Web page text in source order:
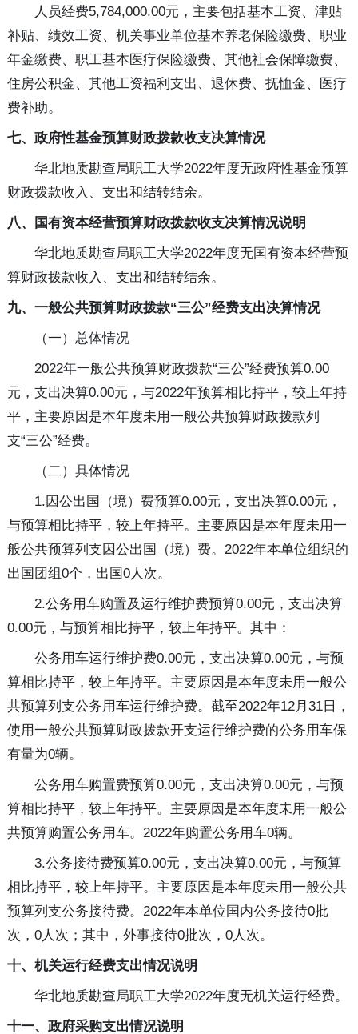
人员经费5,784,000.00元，主要包括基本工资、津贴
补贴、绩效工资、机关事业单位基本养老保险缴费、职业
年金缴费、职工基本医疗保险缴费、其他社会保障缴费、
住房公积金、其他工资福利支出、退休费、抚恤金、医疗
费补助。
七、政府性基金预算财政拨款收支决算情况
华北地质勘查局职工大学2022年度无政府性基金预算
财政拨款收入、支出和结转结余。
八、国有资本经营预算财政拨款收支决算情况说明
华北地质勘查局职工大学2022年度无国有资本经营预
算财政拨款收入、支出和结转结余。
九、一般公共预算财政拨款“三公”经费支出决算情况
（一）总体情况
2022年一般公共预算财政拨款“三公”经费预算0.00
元，支出决算0.00元，与2022年预算相比持平，较上年持
平，主要原因是本年度未用一般公共预算财政拨款列
支“三公”经费。
（二）具体情况
1.因公出国（境）费预算0.00元，支出决算0.00元，
与预算相比持平，较上年持平。主要原因是本年度未用一
般公共预算列支因公出国（境）费。2022年本单位组织的
出国团组0个，出国0人次。
2.公务用车购置及运行维护费预算0.00元，支出决算
0.00元，与预算相比持平，较上年持平。其中：
公务用车运行维护费0.00元，支出决算0.00元，与预
算相比持平，较上年持平。主要原因是本年度未用一般公
共预算列支公务用车运行维护费。截至2022年12月31日，
使用一般公共预算财政拨款开支运行维护费的公务用车保
有量为0辆。
公务用车购置费预算0.00元，支出决算0.00元，与预
算相比持平，较上年持平。主要原因是本年度未用一般公
共预算购置公务用车。2022年购置公务用车0辆。
3.公务接待费预算0.00元，支出决算0.00元，与预算
相比持平，较上年持平。主要原因是本年度未用一般公共
预算列支公务接待费。2022年本单位国内公务接待0批
次，0人次；其中，外事接待0批次，0人次。
十、机关运行经费支出情况说明
华北地质勘查局职工大学2022年度无机关运行经费。
十一、政府采购支出情况说明